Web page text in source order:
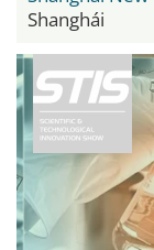
Shanghái